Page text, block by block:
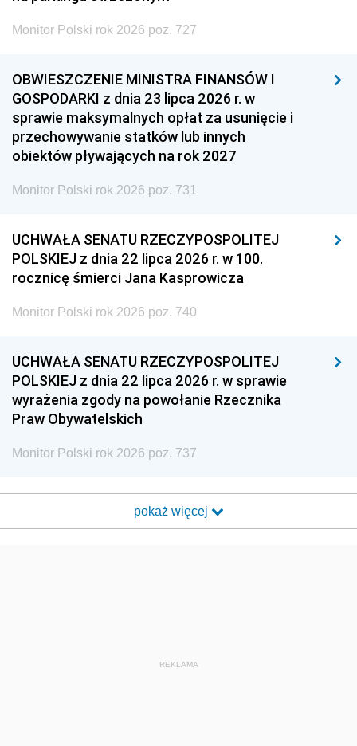
Monitor Polski rok 2026 poz. 727
OBWIESZCZENIE MINISTRA FINANSÓW I
GOSPODARKI z dnia 23 lipca 2026 r. w
sprawie maksymalnych opłat za usunięcie i
przechowywanie statków lub innych
obiektów pływających na rok 2027
Monitor Polski rok 2026 poz. 731
UCHWAŁA SENATU RZECZYPOSPOLITEJ
POLSKIEJ z dnia 22 lipca 2026 r. w 100.
rocznicę śmierci Jana Kasprowicza
Monitor Polski rok 2026 poz. 740
UCHWAŁA SENATU RZECZYPOSPOLITEJ
POLSKIEJ z dnia 22 lipca 2026 r. w sprawie
wyrażenia zgody na powołanie Rzecznika
Praw Obywatelskich
Monitor Polski rok 2026 poz. 737
pokaż więcej
REKLAMA